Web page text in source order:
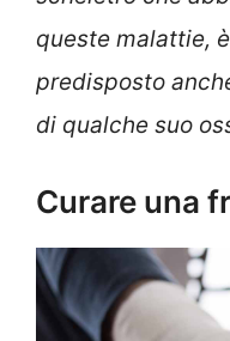
queste malattie,
predisposto
di qualche suo
Curare una